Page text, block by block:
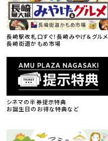
長崎駅改札口すぐ！長崎みやげ＆グルメ
長崎街道かもめ市場
シネマの半券提示特典
お誕生日のお得な特典など